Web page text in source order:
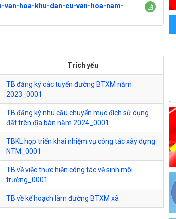
hoa-khu-dan-cu-van-hoa-nam-
Trích yếu
TB đăng ký các tuyến đường BTXM năm
2023_0001
TB đăng ký nhu cầu chuyển mục đích sử dụng
đất trên địa bàn năm 2024_0001
TBKL họp triển khai nhiệm vụ công tác xây dựng
NTM_0001
TB về việc thực hiện công tác vệ sinh môi
trường_0001
TB về kế hoạch làm đường BTXM xã